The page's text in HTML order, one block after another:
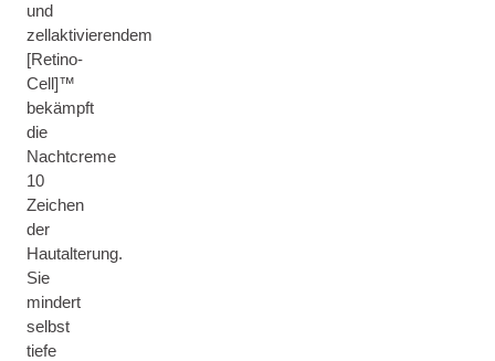
und
zellaktivierendem
[Retino-
Cell]™
bekämpft
die
Nachtcreme
10
Zeichen
der
Hautalterung.
Sie
mindert
selbst
tiefe